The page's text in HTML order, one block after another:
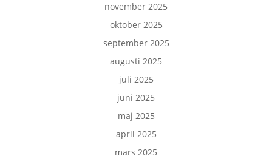
november 2025
oktober 2025
september 2025
augusti 2025
juli 2025
juni 2025
maj 2025
april 2025
mars 2025